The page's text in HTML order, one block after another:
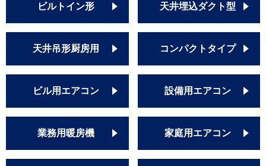
ビルトイン形 天井埋込ダクト型
天井吊形厨房用 コンパクトタイプ
ビル用エアコン 設備用エアコン
業務用暖房機 家庭用エアコン